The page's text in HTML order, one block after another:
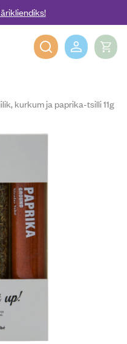
kurkum ja paprika-tsilli 11g